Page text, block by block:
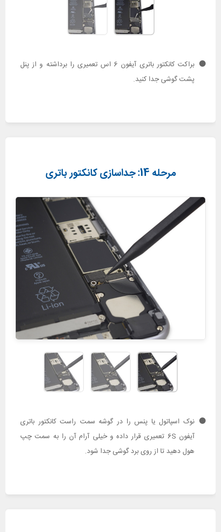
براکت کانکتور باتری آیفون 6 اس تعمیری را برداشته و از پنل
پشت گوشی جدا کنید.
مرحله 14: جداسازی کانکتور باتری
نوک اسپاتول یا پنس را در گوشه سمت راست کانکتور باتری
آیفون 6S تعمیری قرار داده و خیلی آرام آن را به سمت چپ
هول دهید تا از روی برد گوشی جدا شود.